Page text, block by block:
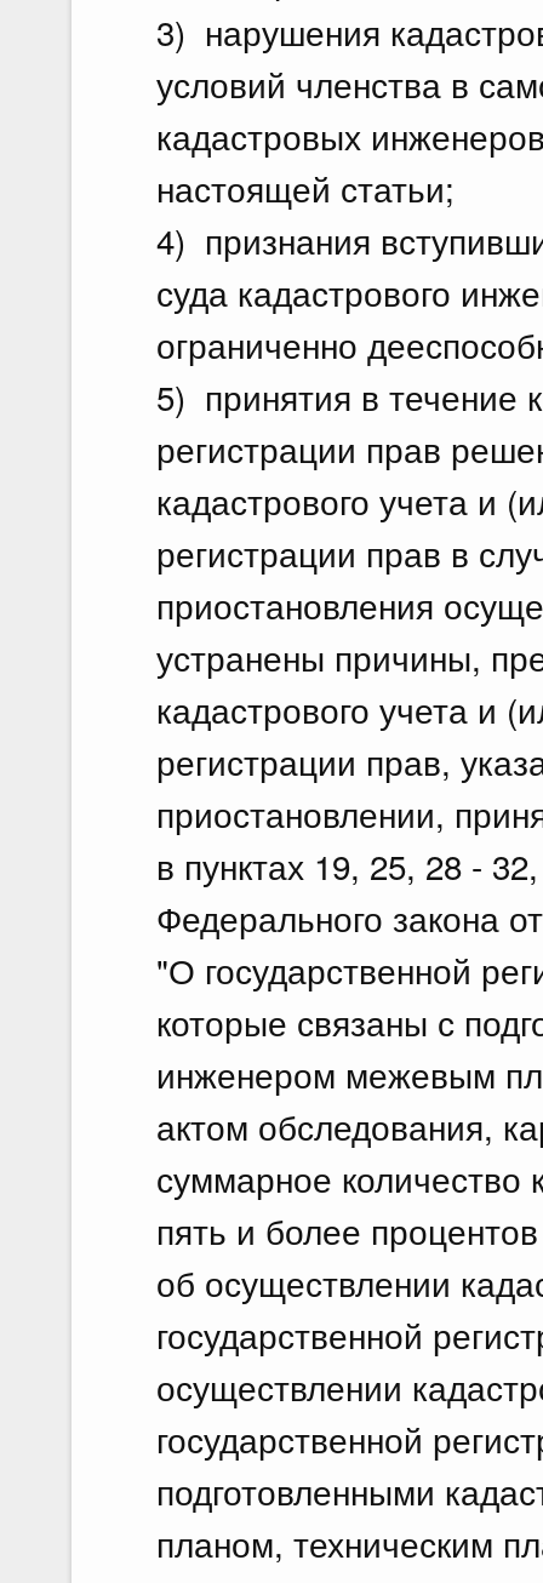
3) нарушения
условий членства в
кадастровых
настоящей статьи;
4) признания
суда кадастрового
ограниченно
5) принятия в течение
регистрации прав
кадастрового учета и
регистрации прав в
приостановления
устранены причины,
кадастрового учета и
регистрации прав,
приостановлении,
в пунктах 19, 25, 28 -
Федерального закона
"О государственной
которые связаны с
инженером межевым
актом обследования,
суммарное количество
пять и более
об осуществлении
государственной
осуществлении
государственной
подготовленными
планом, техническим